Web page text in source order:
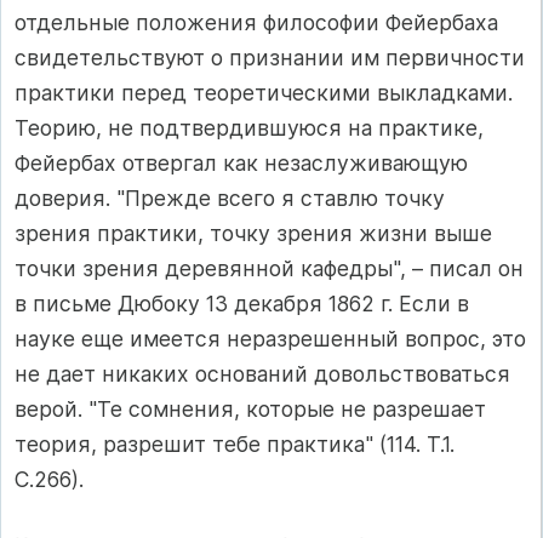
отдельные положения философии Фейербаха
свидетельствуют о признании им первичности
практики перед теоретическими выкладками.
Теорию, не подтвердившуюся на практике,
Фейербах отвергал как незаслуживающую
доверия. "Прежде всего я ставлю точку
зрения практики, точку зрения жизни выше
точки зрения деревянной кафедры", – писал он
в письме Дюбоку 13 декабря 1862 г. Если в
науке еще имеется неразрешенный вопрос, это
не дает никаких оснований довольствоваться
верой. "Те сомнения, которые не разрешает
теория, разрешит тебе практика" (114. Т.1.
С.266).